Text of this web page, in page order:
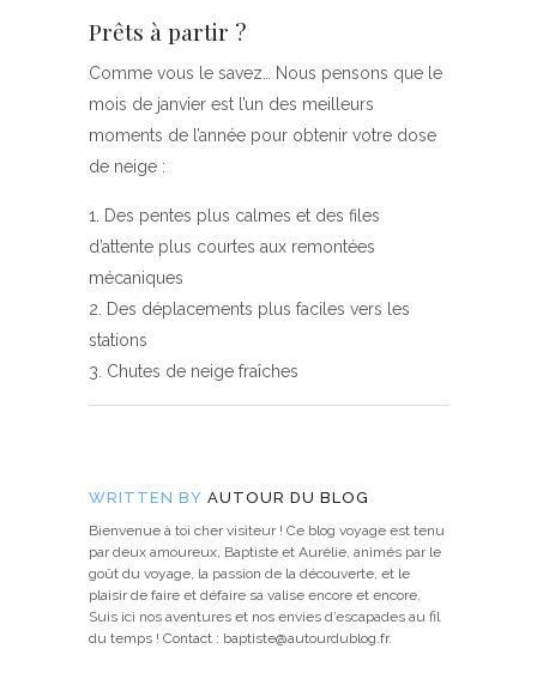
Prêts à partir ?
Comme vous le savez… Nous pensons que le
mois de janvier est l’un des meilleurs
moments de l’année pour obtenir votre dose
de neige :
Des pentes plus calmes et des files
d’attente plus courtes aux remontées
mécaniques
Des déplacements plus faciles vers les
stations
Chutes de neige fraîches
WRITTEN BY AUTOUR DU BLOG
Bienvenue à toi cher visiteur ! Ce blog voyage est tenu
par deux amoureux, Baptiste et Aurélie, animés par le
goût du voyage, la passion de la découverte, et le
plaisir de faire et défaire sa valise encore et encore.
Suis ici nos aventures et nos envies d’escapades au fil
du temps ! Contact : baptiste@autourdublog.fr.